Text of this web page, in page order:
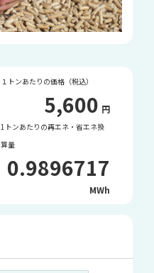
１トンあたりの価格（税込）
5,600 円
1トンあたりの再エネ・省エネ換
算量
0.9896717
MWh